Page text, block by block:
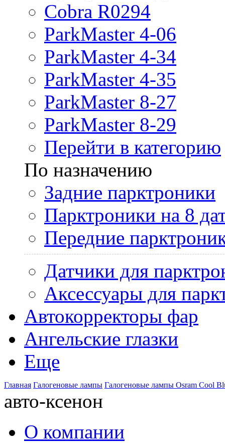
Cobra R0294
ParkMaster 4-06
ParkMaster 4-34
ParkMaster 4-35
ParkMaster 8-27
ParkMaster 8-29
Перейти в категорию
По назначению
Задние парктроники
Парктроники на 8
Передние
Датчики для
Аксессуары для
Автокорректоры фар
Ангельские глазки
Еще
Главная Галогеновые лампы Галогеновые лампы Osram Cool
авто-ксенон
О компании